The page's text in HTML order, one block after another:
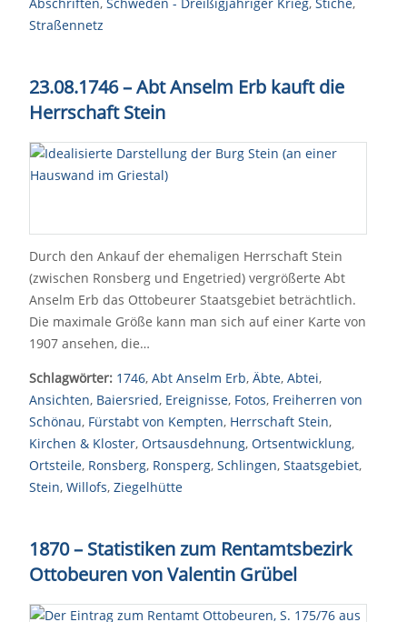
Straßennetz
23.08.1746 – Abt Anselm Erb kauft die
Herrschaft Stein
Durch den Ankauf der ehemaligen Herrschaft Stein
(zwischen Ronsberg und Engetried) vergrößerte Abt
Anselm Erb das Ottobeurer Staatsgebiet beträchtlich.
Die maximale Größe kann man sich auf einer Karte von
1907 ansehen, die…
Schlagwörter: 1746, Abt Anselm Erb, Äbte, Abtei,
Ansichten, Baiersried, Ereignisse, Fotos, Freiherren von
Schönau, Fürstabt von Kempten, Herrschaft Stein,
Kirchen & Kloster, Ortsausdehnung, Ortsentwicklung,
Ortsteile, Ronsberg, Ronsperg, Schlingen, Staatsgebiet,
Stein, Willofs, Ziegelhütte
1870 – Statistiken zum Rentamtsbezirk
Ottobeuren von Valentin Grübel